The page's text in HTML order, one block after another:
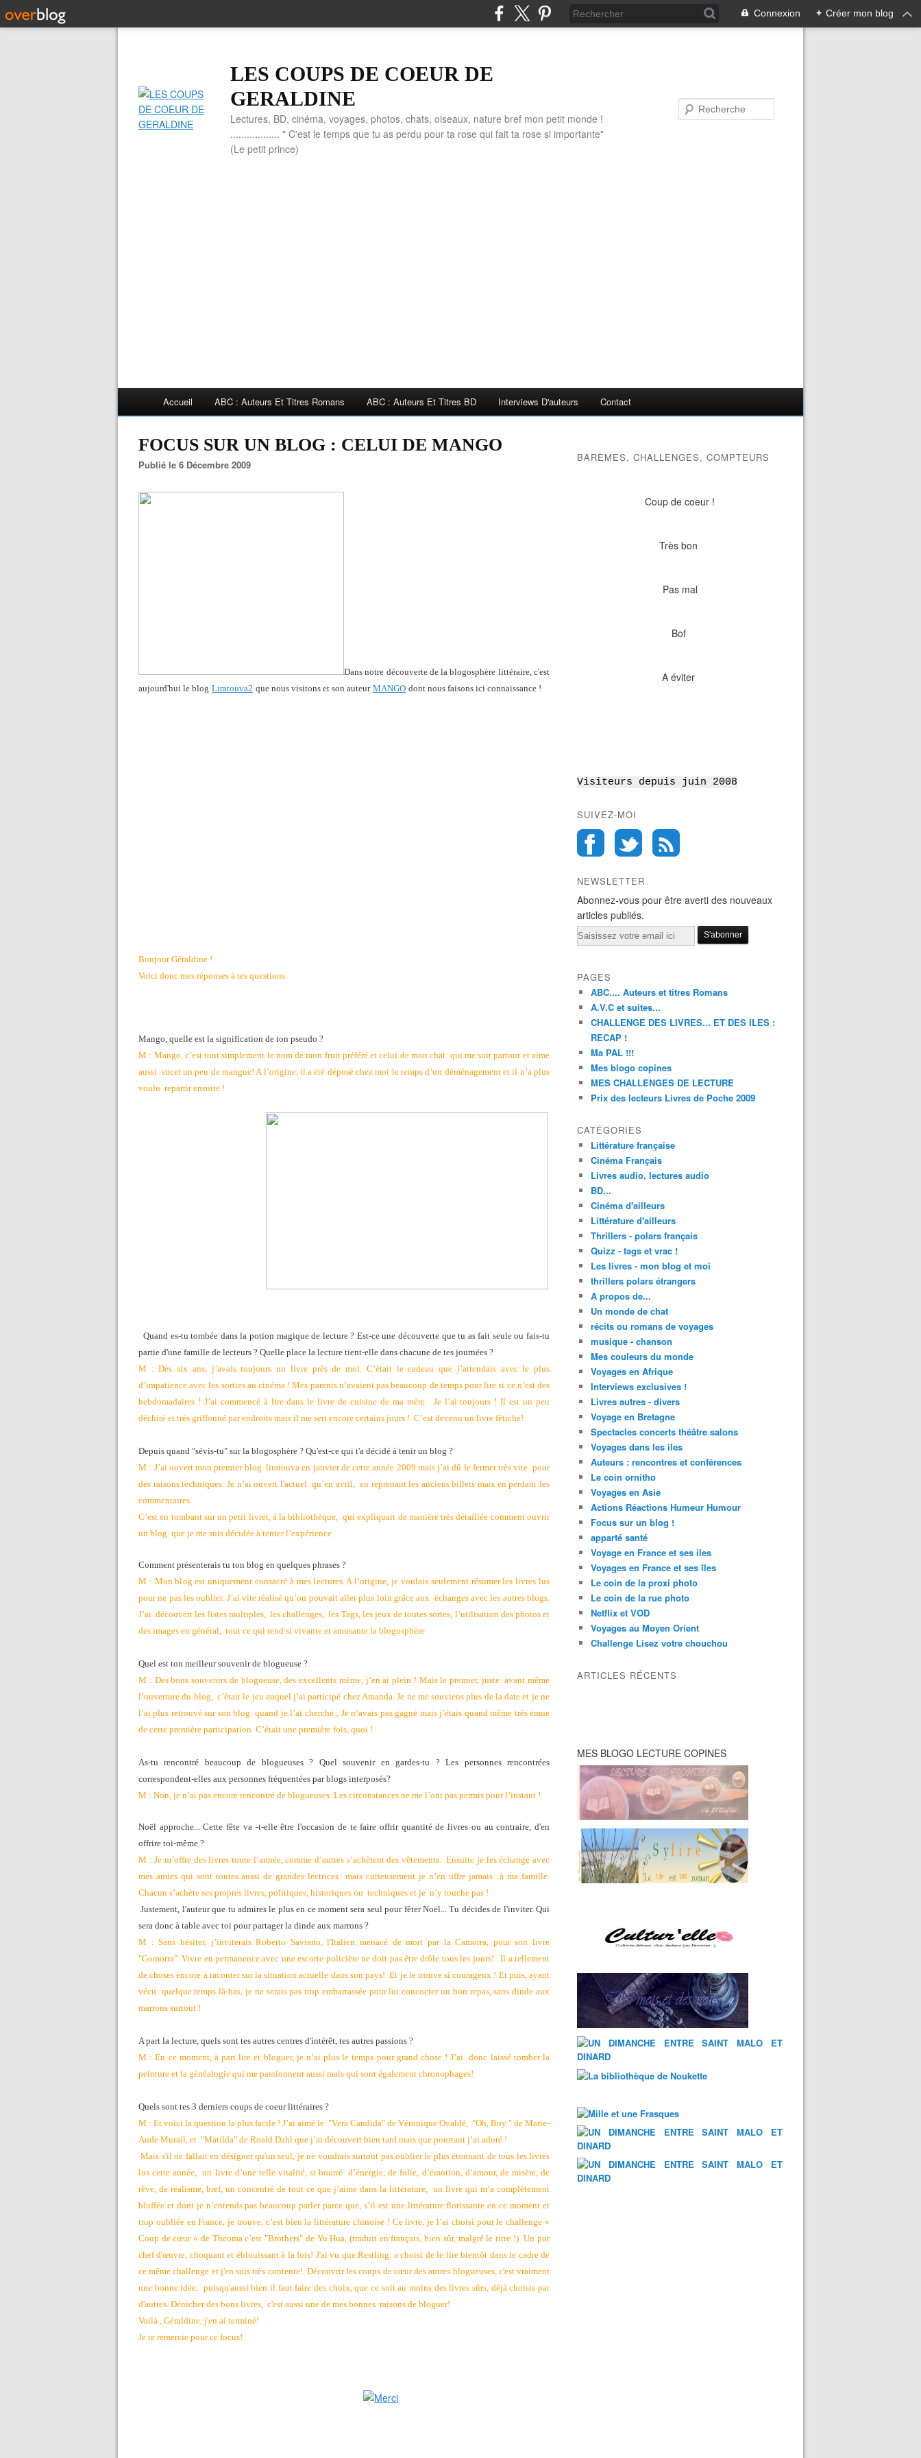
Connexion + Créer mon blog
LES COUPS DE COEUR DE
GERALDINE
Lectures, BD, cinéma, voyages, photos, chats, oiseaux, nature bref mon petit monde !
.................. " C'est le temps que tu as perdu pour ta rose qui fait ta rose si importante"
(Le petit prince)
Accueil ABC : Auteurs Et Titres Romans ABC : Auteurs Et Titres BD Interviews D'auteurs Contact
FOCUS SUR UN BLOG : CELUI DE MANGO
Publié le 6 Décembre 2009
Dans notre découverte de la blogosphère littéraire, c'est
aujourd'hui le blog Liratouva2 que nous visitons et son auteur MANGO dont nous faisons ici connaissance !
Bonjour Géraldine !
Voici donc mes réponses à tes questions
Mango, quelle est la signification de ton pseudo ?
M : Mango, c’est tout simplement le nom de mon fruit préféré et celui de mon chat qui me suit partout et aime
aussi sucer un peu de mangue! A l’origine, il a été déposé chez moi le temps d’un déménagement et il n’a plus
voulu repartir ensuite !
Quand es-tu tombée dans la potion magique de lecture ? Est-ce une découverte que tu as fait seule ou fais-tu
partie d'une famille de lecteurs ? Quelle place la lecture tient-elle dans chacune de tes journées ?
M : Dès six ans, j’avais toujours un livre près de moi. C’était le cadeau que j’attendais avec le plus
d’impatience avec les sorties au cinéma ! Mes parents n’avaient pas beaucoup de temps pour lire si ce n’est des
hebdomadaires ! J’ai commencé à lire dans le livre de cuisine de ma mère. Je l’ai toujours ! Il est un peu
déchiré et très griffonné par endroits mais il me sert encore certains jours ! C’est devenu un livre fétiche!
Depuis quand "sévis-tu" sur la blogosphère ? Qu'est-ce qui t'a décidé à tenir un blog ?
M : J’ai ouvert mon premier blog liratouva en janvier de cette année 2009 mais j’ai dû le fermer très vite pour
des raisons techniques. Je n’ai ouvert l'actuel qu’en avril, en reprenant les anciens billets mais en perdant les
commentaires.
C’est en tombant sur un petit livret, à la bibliothèque, qui expliquait de manière très détaillée comment ouvrir
un blog que je me suis décidée à tenter l’expérience
Comment présenterais tu ton blog en quelques phrases ?
M : Mon blog est uniquement consacré à mes lectures. A l’origine, je voulais seulement résumer les livres lus
pour ne pas les oublier. J’ai vite réalisé qu’on pouvait aller plus loin grâce aux échanges avec les autres blogs.
J’ai découvert les listes multiples, les challenges, les Tags, les jeux de toutes sortes, l’utilisation des photos et
des images en général, tout ce qui rend si vivante et amusante la blogosphère
Quel est ton meilleur souvenir de blogueuse ?
M : Des bons souvenirs de blogueuse, des excellents même, j’en ai plein ! Mais le premier, juste avant même
l’ouverture du blog, c’était le jeu auquel j’ai participé chez Amanda. Je ne me souviens plus de la date et je ne
l’ai plus retrouvé sur son blog quand je l’ai cherché ; Je n’avais pas gagné mais j’étais quand même très émue
de cette première participation C’était une première fois, quoi !
As-tu rencontré beaucoup de blogueuses ? Quel souvenir en gardes-tu ? Les personnes rencontrées
correspondent-elles aux personnes fréquentées par blogs interposés?
M : Non, je n’ai pas encore rencontré de blogueuses. Les circonstances ne me l’ont pas permis pour l’instant !
Noël approche... Cette fête va -t-elle être l'occasion de te faire offrir quantité de livres ou au contraire, d'en
offrire toi-même ?
M : Je m’offre des livres toute l’année, comme d’autres s’achètent des vêtements. Ensuite je les échange avec
mes amies qui sont toutes aussi de grandes lectrices mais curieusement je n’en offre jamais à ma famille.
Chacun s’achète ses propres livres, politiques, historiques ou techniques et je n’y touche pas !
Justement, l'auteur que tu admires le plus en ce moment sera seul pour fêter Noël... Tu décides de l'inviter. Qui
sera donc à table avec toi pour partager la dinde aux marrons ?
M : Sans hésiter, j’inviterais Roberto Saviano, l'Italien menacé de mort par la Camorra, pour son livre
"Gomorra". Vivre en permanence avec une escorte policière ne doit pas être drôle tous les jours! . Il a tellement
de choses encore à raconter sur la situation actuelle dans son pays! Et je le trouve si courageux ! Et puis, ayant
vécu quelque temps là-bas, je ne serais pas trop embarrassée pour lui concocter un bon repas, sans dinde aux
marrons surtout !
A part la lecture, quels sont tes autres centres d'intérêt, tes autres passions ?
M : En ce moment, à part lire et bloguer, je n’ai plus le temps pour grand chose ! J’ai donc laissé tomber la
peinture et la généalogie qui me passionnent aussi mais qui sont également chronophages!
Quels sont tes 3 derniers coups de coeur littéraires ?
M : Et voici la question la plus facile ! J’ai aimé le "Vera Candida" de Véronique Ovaldé, "Oh, Boy " de Marie-
Aude Murail, et "Matilda" de Roald Dahl que j’ai découvert bien tard mais que pourtant j’ai adoré !
Mais s'il ne fallait en désigner qu'un seul, je ne voudrais surtout pas oublier le plus étonnant de tous les livres
lus cette année, un livre d’une telle vitalité, si bourré d’énergie, de folie, d’émotion, d’amour, de misère, de
rêve, de réalisme, bref, un concentré de tout ce que j’aime dans la littérature, un livre qui m’a complètement
bluffée et dont je n’entends pas beaucoup parler parce que, s’il est une littérature florissante en ce moment et
trop oubliée en France, je trouve, c’est bien la littérature chinoise ! Ce livre, je l’ai choisi pour le challenge «
Coup de cœur » de Theoma c’est "Brothers" de Yu Hua, (traduit en français, bien sûr, malgré le titre !) Un pur
chef d'œuvre, choquant et éblouissant à la fois! J'ai vu que Restling a choisi de le lire bientôt dans le cadre de
ce même challenge et j'en suis très contente! Découvrir les coups de cœur des autres blogueuses, c'est vraiment
une bonne idée, puisqu'aussi bien il faut faire des choix, que ce soit au moins des livres sûrs, déjà choisis par
d'autres. Dénicher des bons livres, c'est aussi une de mes bonnes raisons de bloguer!
Voilà , Géraldine, j'en ai terminé!
Je te remercie pour ce focus!
BARÈMES, CHALLENGES, COMPTEURS
Coup de coeur !
Très bon
Pas mal
Bof
A éviter
Visiteurs depuis juin 2008
SUIVEZ-MOI
NEWSLETTER
Abonnez-vous pour être averti des nouveaux
articles publiés.
Email
PAGES
ABC.... Auteurs et titres Romans
A.V.C et suites...
CHALLENGE DES LIVRES... ET DES ILES :
RECAP !
Ma PAL !!!
Mes blogo copines
MES CHALLENGES DE LECTURE
Prix des lecteurs Livres de Poche 2009
CATÉGORIES
Littérature française
Cinéma Français
Livres audio, lectures audio
BD...
Cinéma d'ailleurs
Littérature d'ailleurs
Thrillers - polars français
Quizz - tags et vrac !
Les livres - mon blog et moi
thrillers polars étrangers
A propos de...
Un monde de chat
récits ou romans de voyages
musique - chanson
Mes couleurs du monde
Voyages en Afrique
Interviews exclusives !
Livres autres - divers
Voyage en Bretagne
Spectacles concerts théâtre salons
Voyages dans les iles
Auteurs : rencontres et conférences
Le coin ornitho
Voyages en Asie
Actions Réactions Humeur Humour
Focus sur un blog !
apparté santé
Voyage en France et ses iles
Voyages en France et ses îles
Le coin de la proxi photo
Le coin de la rue photo
Netflix et VOD
Voyages au Moyen Orient
Challenge Lisez votre chouchou
ARTICLES RÉCENTS
MES BLOGO LECTURE COPINES